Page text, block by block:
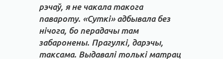
рэчаў, я не чакала такога
павароту. «Суткі» адбывала без
нічога, бо перадачы там
забаронены. Прагулкі, дарэчы,
таксама. Выдавалі толькі матрац